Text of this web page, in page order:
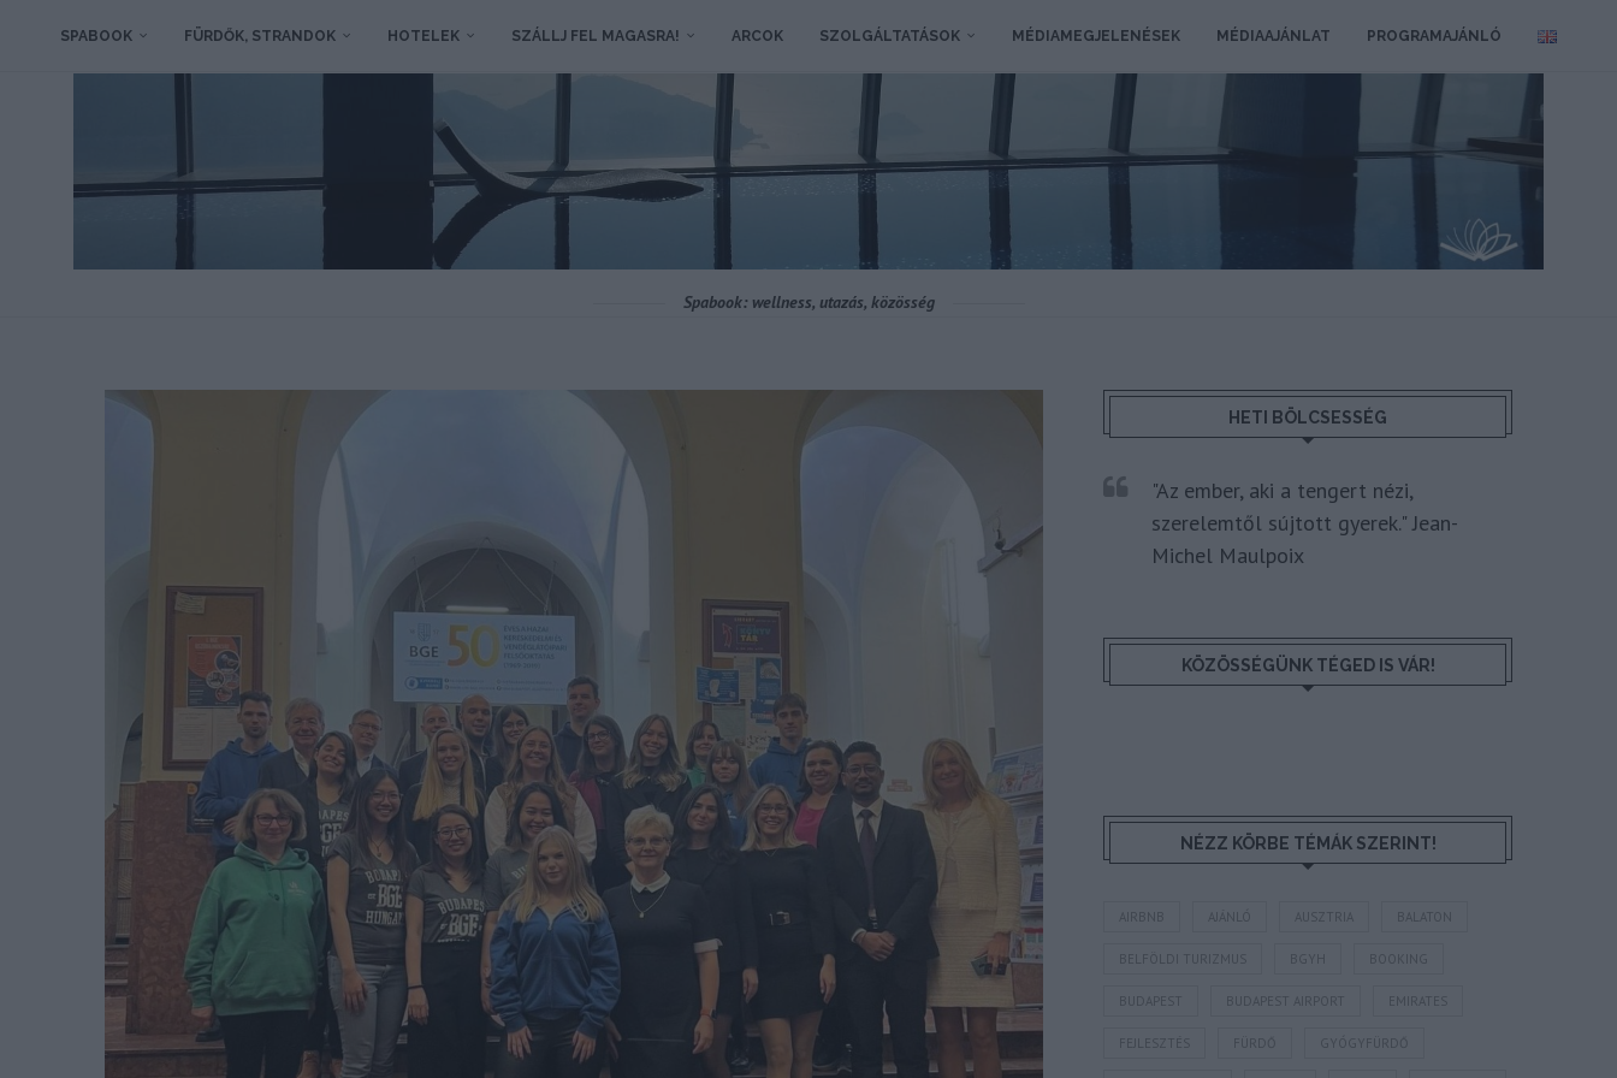
SPABOOK FÜRDŐK, STRANDOK HOTELEK SZÁLLJ FEL MAGASRA! ARCOK SZOLGÁLTATÁSOK MÉDIAMEGJELENÉSEK MÉDIAAJÁNLAT PROGRAMAJÁNLÓ
Spabook: wellness, utazás, közösség
HETI BÖLCSESSÉG
"Az ember, aki a tengert nézi,
szerelemtől sújtott gyerek." Jean-
Michel Maulpoix
KÖZÖSSÉGÜNK TÉGED IS VÁR!
NÉZZ KÖRBE TÉMÁK SZERINT!
AIRBNB AJÁNLÓ AUSZTRIA BALATON
BELFÖLDI TURIZMUS BGYH BOOKING
BUDAPEST BUDAPEST AIRPORT EMIRATES
FEJLESZTÉS FÜRDŐ GYÓGYFÜRDŐ